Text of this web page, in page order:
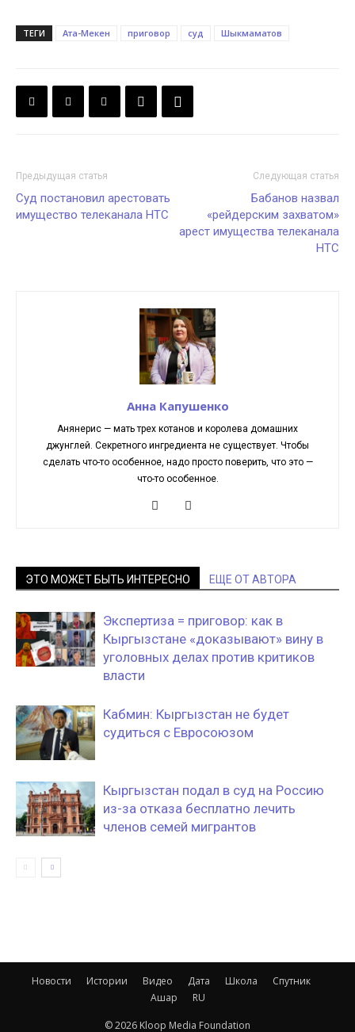
ТЕГИ Ата-Мекен приговор суд Шыкмаматов
Предыдущая статья
Суд постановил арестовать
имущество телеканала НТС
Следующая статья
Бабанов назвал
«рейдерским захватом»
арест имущества телеканала
НТС
Анна Капушенко
Анянерис — мать трех котанов и королева домашних
джунглей. Секретного ингредиента не существует. Чтобы
сделать что-то особенное, надо просто поверить, что это —
что-то особенное.
ЭТО МОЖЕТ БЫТЬ ИНТЕРЕСНО ЕЩЕ ОТ АВТОРА
Экспертиза = приговор: как в
Кыргызстане «доказывают» вину в
уголовных делах против критиков
власти
Кабмин: Кыргызстан не будет
судиться с Евросоюзом
Кыргызстан подал в суд на Россию
из-за отказа бесплатно лечить
членов семей мигрантов
Новости Истории Видео Дата Школа
Спутник
Ашар
RU
© 2026 Kloop Media Foundation